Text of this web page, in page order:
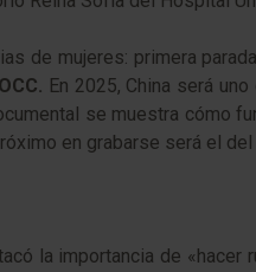
de mujeres: primera
En 2025, China será
se muestra cómo
en grabarse será el
la importancia de